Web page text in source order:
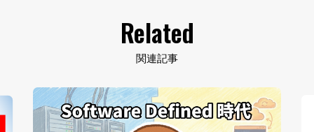
Related
関連記事